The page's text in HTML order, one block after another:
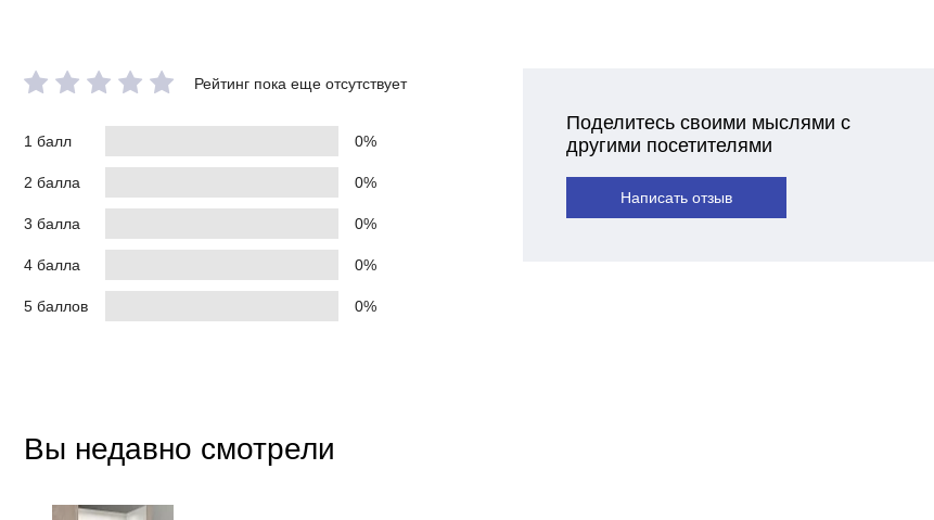
Рейтинг пока еще отсутствует
1 балл 0%
2 балла 0%
3 балла 0%
4 балла 0%
5 баллов 0%
Поделитесь своими мыслями с
другими посетителями
Написать отзыв
Вы недавно смотрели